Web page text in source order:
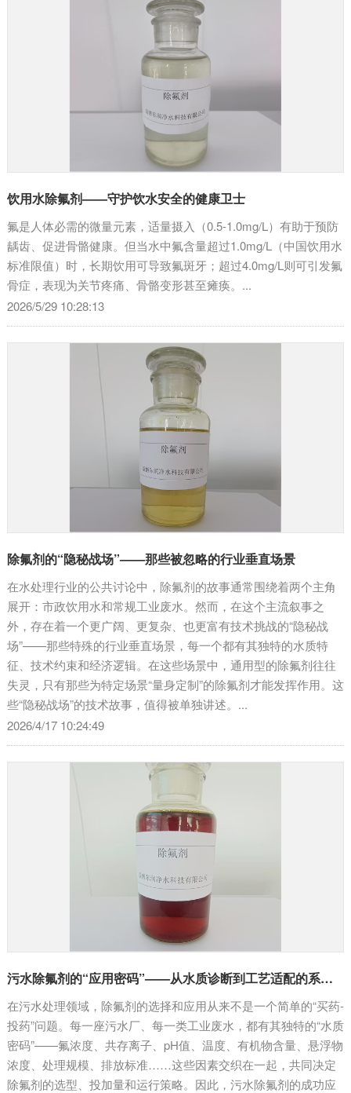
饮用水除氟剂——守护饮水安全的健康卫士
氟是人体必需的微量元素，适量摄入（0.5-1.0mg/L）有助于预防
龋齿、促进骨骼健康。但当水中氟含量超过1.0mg/L（中国饮用水
标准限值）时，长期饮用可导致氟斑牙；超过4.0mg/L则可引发氟
骨症，表现为关节疼痛、骨骼变形甚至瘫痪。...
2026/5/29 10:28:13
除氟剂的“隐秘战场”——那些被忽略的行业垂直场景
在水处理行业的公共讨论中，除氟剂的故事通常围绕着两个主角
展开：市政饮用水和常规工业废水。然而，在这个主流叙事之
外，存在着一个更广阔、更复杂、也更富有技术挑战的“隐秘战
场”——那些特殊的行业垂直场景，每一个都有其独特的水质特
征、技术约束和经济逻辑。在这些场景中，通用型的除氟剂往往
失灵，只有那些为特定场景“量身定制”的除氟剂才能发挥作用。这
些“隐秘战场”的技术故事，值得被单独讲述。...
2026/4/17 10:24:49
污水除氟剂的“应用密码”——从水质诊断到工艺适配的系统工程
在污水处理领域，除氟剂的选择和应用从来不是一个简单的“买药-
投药”问题。每一座污水厂、每一类工业废水，都有其独特的“水质
密码”——氟浓度、共存离子、pH值、温度、有机物含量、悬浮物
浓度、处理规模、排放标准……这些因素交织在一起，共同决定
除氟剂的选型、投加量和运行策略。因此，污水除氟剂的成功应